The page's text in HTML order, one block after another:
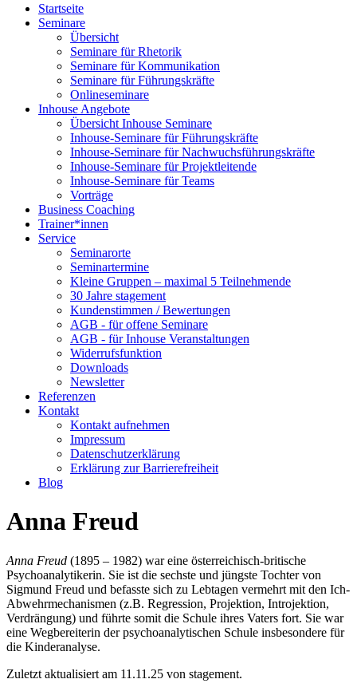
Startseite
Seminare
Übersicht
Seminare für Rhetorik
Seminare für Kommunikation
Seminare für Führungskräfte
Onlineseminare
Inhouse Angebote
Übersicht Inhouse Seminare
Inhouse-Seminare für Führungskräfte
Inhouse-Seminare für Nachwuchsführungskräfte
Inhouse-Seminare für Projektleitende
Inhouse-Seminare für Teams
Vorträge
Business Coaching
Trainer*innen
Service
Seminarorte
Seminartermine
Kleine Gruppen – maximal 5 Teilnehmende
30 Jahre stagement
Kundenstimmen / Bewertungen
AGB - für offene Seminare
AGB - für Inhouse Veranstaltungen
Widerrufsfunktion
Downloads
Newsletter
Referenzen
Kontakt
Kontakt aufnehmen
Impressum
Datenschutzerklärung
Erklärung zur Barrierefreiheit
Blog
Anna Freud
Anna Freud (1895 – 1982) war eine österreichisch-britische
Psychoanalytikerin. Sie ist die sechste und jüngste Tochter von
Sigmund Freud und befasste sich zu Lebtagen vermehrt mit den Ich-
Abwehrmechanismen (z.B. Regression, Projektion, Introjektion,
Verdrängung) und führte somit die Schule ihres Vaters fort. Sie war
eine Wegbereiterin der psychoanalytischen Schule insbesondere für
die Kinderanalyse.
Zuletzt aktualisiert am 11.11.25 von stagement.